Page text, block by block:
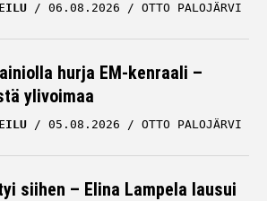
06.08.2026 OTTO PALOJÄRVI
hurja EM-kenraali –
ylivoimaa
05.08.2026 OTTO PALOJÄRVI
siihen – Elina Lampela lausui